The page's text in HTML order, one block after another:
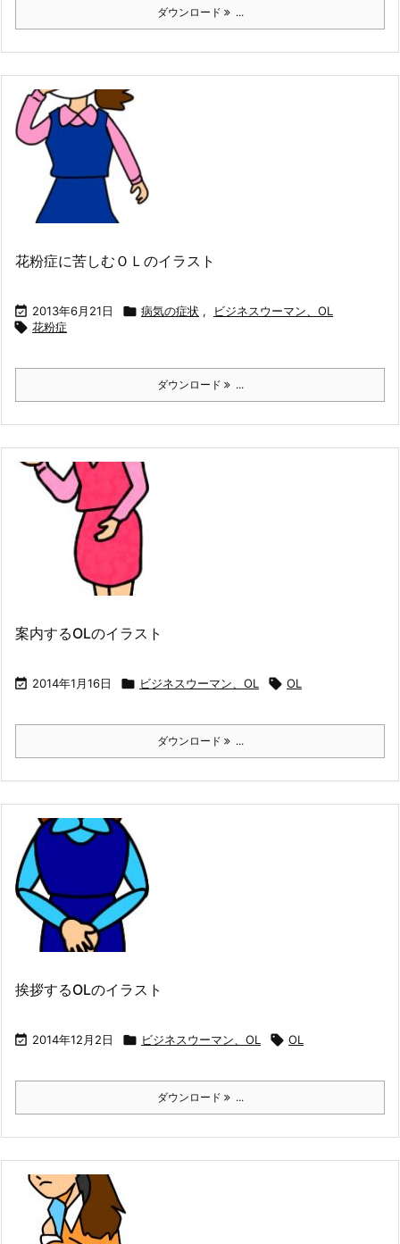
ダウンロード ...
花粉症に苦しむＯＬのイラスト
 2013年6月21日  病気の症状 , ビジネスウーマン、OL
 花粉症
ダウンロード ...
案内するOLのイラスト
 2014年1月16日  ビジネスウーマン、OL  OL
ダウンロード ...
挨拶するOLのイラスト
 2014年12月2日  ビジネスウーマン、OL  OL
ダウンロード ...